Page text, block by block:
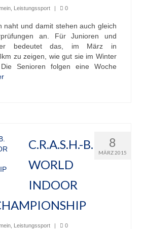
Leistungssport | 0
naht und damit stehen auch gleich
an. Für Junioren und
bedeutet das, im März in
zu zeigen, wie gut sie im Winter
Senioren folgen eine Woche
8
MÄRZ 2015
C.R.A.S.H.-B.
WORLD
INDOOR
Leistungssport | 0